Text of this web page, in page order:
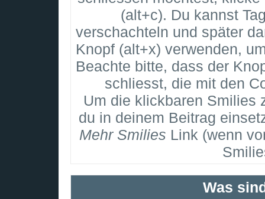
(alt+c). Du kannst
verschachteln und später
Knopf (alt+x) verwenden,
Beachte bitte, dass der
schliesst, die mit den
Um die klickbaren Smilies
du in deinem Beitrag
Mehr Smilies Link (wenn
Was